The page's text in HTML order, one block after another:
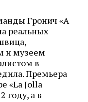
Гронич «А
реальных
и музеем
в
Премьера
«La Jolla
году, а в